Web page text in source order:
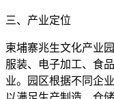
三、产业定位
柬埔寨兆生文化产业
服装、电子加工、食
业。园区根据不同企